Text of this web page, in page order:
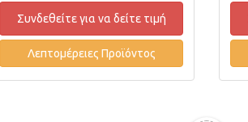
Συνδεθείτε για να δείτε τιμή
Λεπτομέρειες Προϊόντος